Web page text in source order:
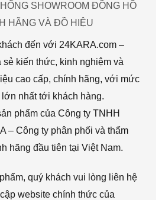
SHOWROOM ĐỒNG HỒ
HÃNG VÀ ĐỒ HIỆU
đến với 24KARA.com –
sẻ kiến thức, kinh nghiệm và
cao cấp, chính hãng, với mức
nhất tới khách hàng.
phẩm của Công ty TNHH
– Công ty phân phối và thẩm
hãng đầu tiên tại Việt Nam.
quý khách vui lòng liên hệ
website chính thức của